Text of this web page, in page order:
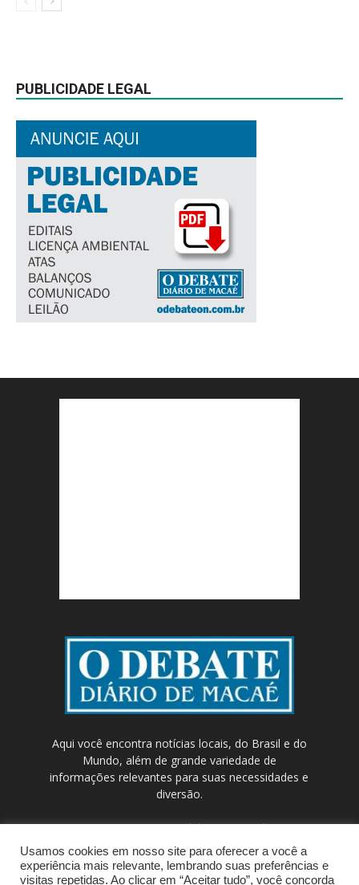
PUBLICIDADE LEGAL
Aqui você encontra notícias locais, do Brasil e do
Mundo, além de grande variedade de
informações relevantes para suas necessidades e
diversão.
Contato:contato@odebateon.com.br /
comercia@odebateon.com.br
Usamos cookies em nosso site para oferecer a você a
experiência mais relevante, lembrando suas preferências e
visitas repetidas. Ao clicar em “Aceitar tudo”, você concorda